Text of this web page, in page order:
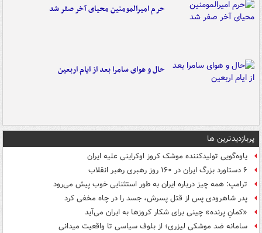
حرم امیرالمومنین محیای آخر صفر شد
حال و هوای سامرا بعد از ایام اربعین
پربازدیدترین ها
یاوه‌گویی تولیدکننده موشک کروز اوکراینی علیه ایران
۶ دستاورد بزرگ ایران در ۱۶۰ روز رهبری رهبر انقلاب
ترامپ: همه چیز درباره ایران به طور استثنایی خوب پیش می‌رود
پدر شاهرودی پس از قتل پسرش، جسد را در چاه مخفی کرد
«کمانِ پرنده» چینی برای شکار کروزها به ایران می‌آید
سامانه ضد موشکی لیزری؛ از بلوف سیاسی تا واقعیت میدانی